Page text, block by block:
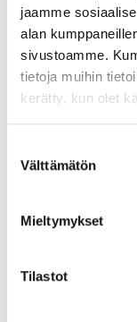
jaamme
alan
sivustoamme.
tietoja muihin
kerätty, kun olet
valinta
Välttämätön
Mieltymykset
Tilastot
ETERNA-096